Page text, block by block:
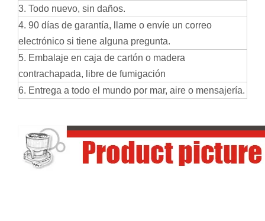
3. Todo nuevo, sin daños.
4. 90 días de garantía, llame o envíe un correo
electrónico si tiene alguna pregunta.
5. Embalaje en caja de cartón o madera
contrachapada, libre de fumigación
6. Entrega a todo el mundo por mar, aire o mensajería.